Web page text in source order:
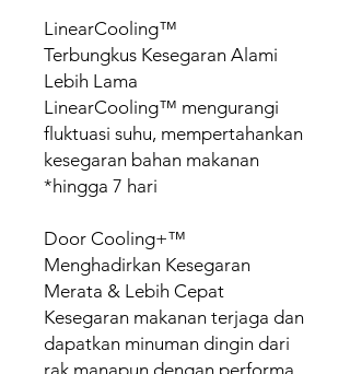
LinearCooling™
Terbungkus Kesegaran Alami
Lebih Lama
LinearCooling™ mengurangi
fluktuasi suhu, mempertahankan
kesegaran bahan makanan
*hingga 7 hari
Door Cooling+™
Menghadirkan Kesegaran
Merata & Lebih Cepat
Kesegaran makanan terjaga dan
dapatkan minuman dingin dari
rak manapun dengan performa